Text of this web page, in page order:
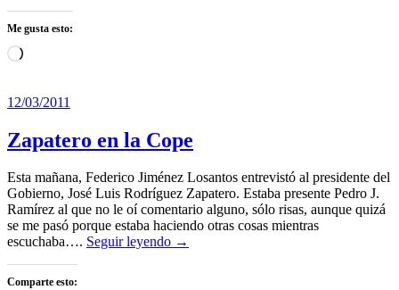
Me gusta esto:
Cargando...
12/03/2011
Zapatero en la Cope
Esta mañana, Federico Jiménez Losantos entrevistó al presidente del
Gobierno, José Luis Rodríguez Zapatero. Estaba presente Pedro J.
Ramírez al que no le oí comentario alguno, sólo risas, aunque quizá
se me pasó porque estaba haciendo otras cosas mientras
escuchaba…. Seguir leyendo →
Comparte esto: